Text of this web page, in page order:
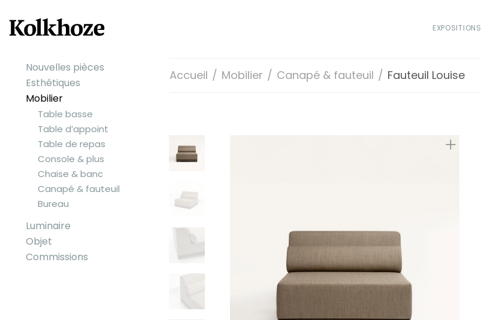
Nouvelles pièces
Esthétiques
Mobilier
Table basse
Table d’appoint
Table de repas
Console & plus
Chaise & banc
Canapé & fauteuil
Bureau
Luminaire
Objet
Commissions
EXPOSITIONS
Accueil / Mobilier / Canapé & fauteuil / Fauteuil Louise